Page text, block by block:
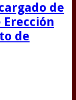
de
de